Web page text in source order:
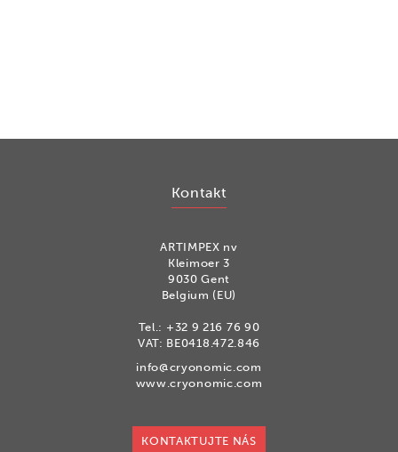
Kontakt
ARTIMPEX nv
Kleimoer 3
9030 Gent
Belgium (EU)
Tel.: +32 9 216 76 90
VAT: BE0418.472.846
info@cryonomic.com
www.cryonomic.com
KONTAKTUJTE NÁS